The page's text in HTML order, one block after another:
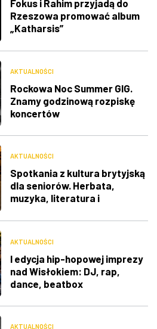
Fokus i Rahim przyjadą do
Rzeszowa promować album
„Katharsis”
AKTUALNOŚCI
Rockowa Noc Summer GIG.
Znamy godzinową rozpiskę
koncertów
AKTUALNOŚCI
Spotkania z kultura brytyjską
dla seniorów. Herbata,
muzyka, literatura i
AKTUALNOŚCI
I edycja hip-hopowej imprezy
nad Wisłokiem: DJ, rap,
dance, beatbox
AKTUALNOŚCI